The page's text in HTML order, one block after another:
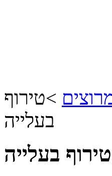
>טירוף
בעלייה
טירוף בעלייה